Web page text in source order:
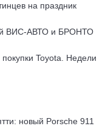
на праздник
ВИС-АВТО и БРОНТО
Toyota. Недели
новый Porsche 911